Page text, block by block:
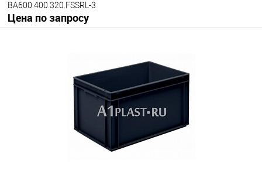
BA600.400.320.FSSRL-3
Цена по запросу
Под заказ